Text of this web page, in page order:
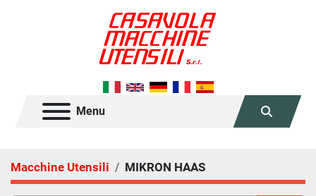
Menu
Cerca
Macchine Utensili MIKRON HAAS